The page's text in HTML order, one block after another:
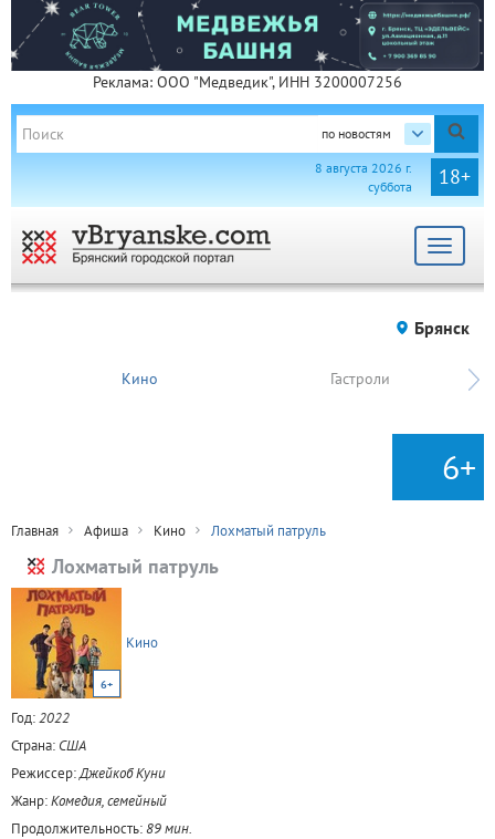
Реклама: ООО "Медведик", ИНН 3200007256
по новостям
18+
8 августа 2026 г.
суббота
Toggle
Брянск
Кино Гастроли
6+
Главная Афиша Кино Лохматый патруль
Лохматый патруль
6+
Кино
Год:2022
Страна: США
Режиссер:Джейкоб Куни
Жанр:Комедия, семейный
Продолжительность:89 мин.